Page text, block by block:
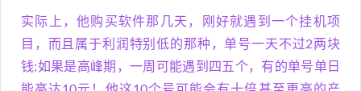
实际上，他购买软件那几天，刚好就遇到一个挂机项
目，而且属于利润特别低的那种，单号一天不过2两块
钱;如果是高峰期，一周可能遇到四五个，有的单号单日